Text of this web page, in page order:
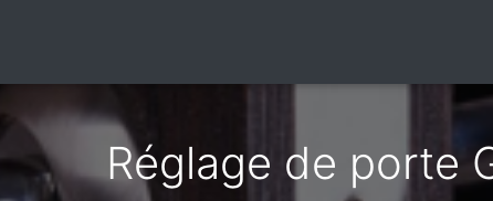
Réglage de porte